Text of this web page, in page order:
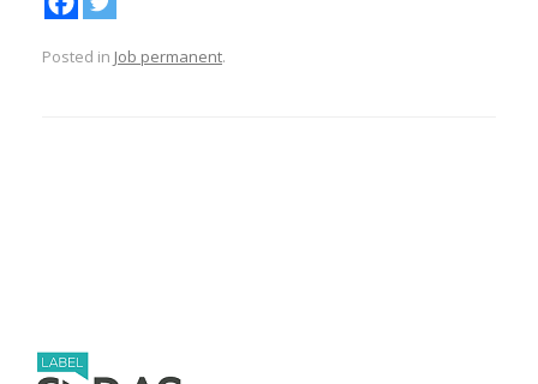
Posted in Job permanent.